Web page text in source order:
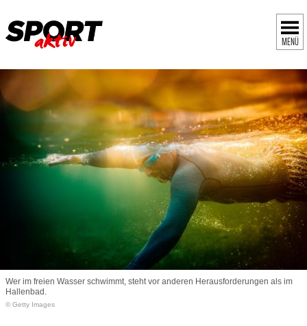
MENÜ
Wer im freien Wasser schwimmt, steht vor anderen Herausforderungen als im
Hallenbad.
© Getty Images